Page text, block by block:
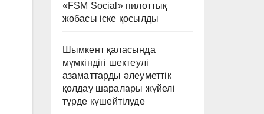
«FSM Social» пилоттық
жобасы іске қосылды
Шымкент қаласында
мүмкіндігі шектеулі
азаматтарды әлеуметтік
қолдау шаралары жүйелі
түрде күшейтілуде